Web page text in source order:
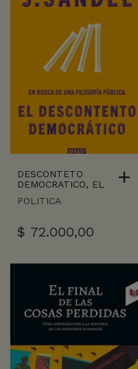
DESCONTETO
DEMOCRATICO, EL
POLITICA
$ 72.000,00